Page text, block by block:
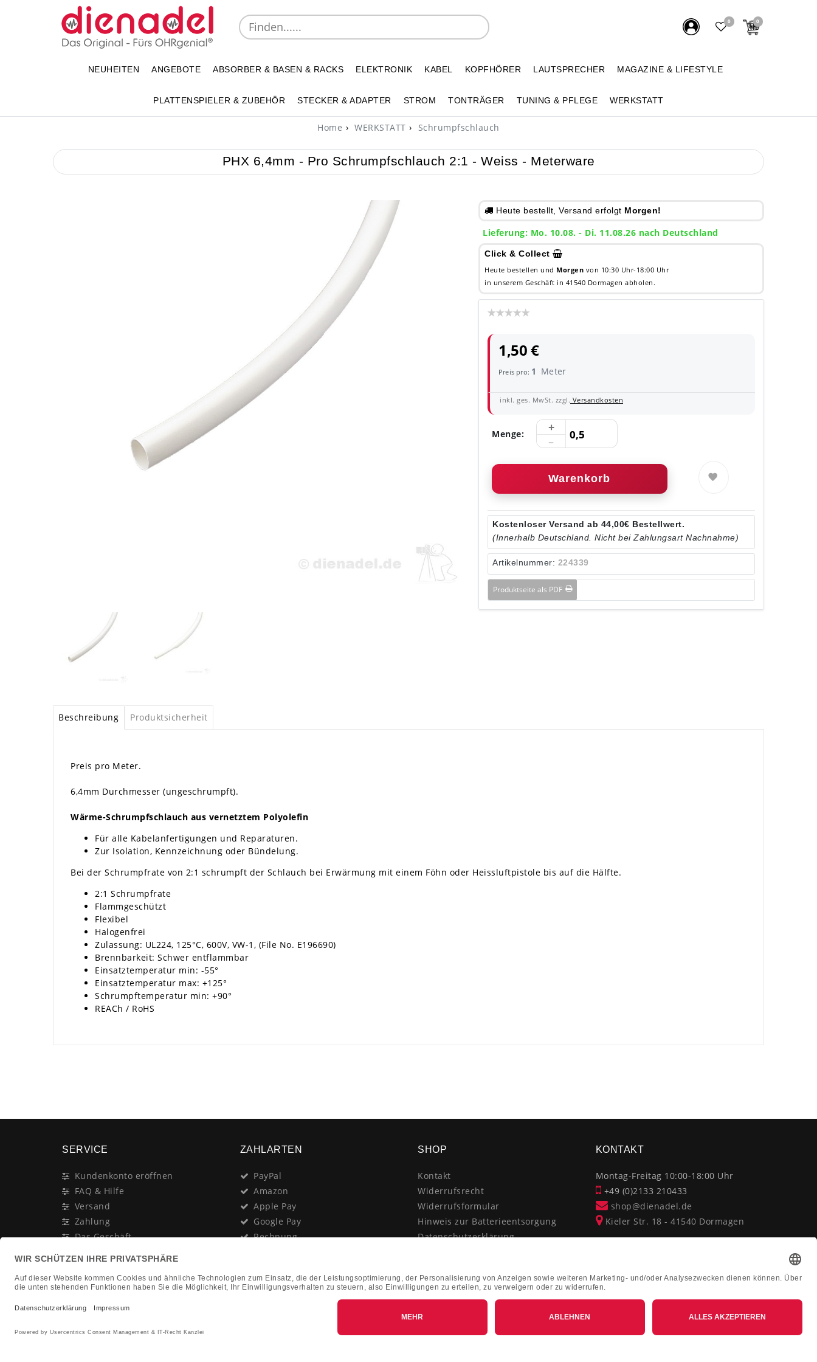
0 0
NEUHEITEN ANGEBOTE ABSORBER & BASEN & RACKS ELEKTRONIK KABEL KOPFHÖRER LAUTSPRECHER MAGAZINE & LIFESTYLE
PLATTENSPIELER & ZUBEHÖR STECKER & ADAPTER STROM TONTRÄGER TUNING & PFLEGE WERKSTATT
Home WERKSTATT Schrumpfschlauch
PHX 6,4mm - Pro Schrumpfschlauch 2:1 - Weiss - Meterware
Heute bestellt, Versand erfolgt Morgen!
Lieferung: Mo. 10.08. - Di. 11.08.26 nach Deutschland
Click & Collect
Heute bestellen und Morgen von 10:30 Uhr-18:00 Uhr
in unserem Geschäft in 41540 Dormagen abholen.
1,50 €
Preis pro: 1 Meter
inkl. ges. MwSt. zzgl. Versandkosten
Menge:
Warenkorb
Kostenloser Versand ab 44,00€ Bestellwert.
(Innerhalb Deutschland. Nicht bei Zahlungsart Nachnahme)
Artikelnummer: 224339
Produktseite als PDF
Beschreibung Produktsicherheit
Preis pro Meter.
6,4mm Durchmesser (ungeschrumpft).
Wärme-Schrumpfschlauch aus vernetztem Polyolefin
Für alle Kabelanfertigungen und Reparaturen.
Zur Isolation, Kennzeichnung oder Bündelung.
Bei der Schrumpfrate von 2:1 schrumpft der Schlauch bei Erwärmung mit einem Föhn oder Heissluftpistole bis auf die Hälfte.
2:1 Schrumpfrate
Flammgeschützt
Flexibel
Halogenfrei
Zulassung: UL224, 125°C, 600V, VW-1, (File No. E196690)
Brennbarkeit: Schwer entflammbar
Einsatztemperatur min: -55°
Einsatztemperatur max: +125°
Schrumpftemperatur min: +90°
REACh / RoHS
SERVICE
Kundenkonto eröffnen
FAQ & Hilfe
Versand
Zahlung
Das Geschäft
Anschrift & Öffnungszeiten
Newsletter
In Gedenken an:
ZAHLARTEN
PayPal
Amazon
Apple Pay
Google Pay
Rechnung
Ratenkauf
SHOP
Kontakt
Widerrufsrecht
Widerrufsformular
Hinweis zur Batterieentsorgung
Datenschutzerklärung
Vertrag widerrufen
KONTAKT
Montag-Freitag 10:00-18:00 Uhr
+49 (0)2133 210433
shop@dienadel.de
Kieler Str. 18 - 41540 Dormagen